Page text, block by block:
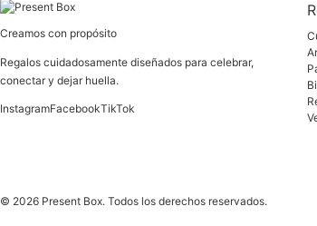
Creamos con propósito
Regalos cuidadosamente diseñados para celebrar,
conectar y dejar huella.
InstagramFacebookTikTok
© 2026 Present Box. Todos los derechos reservados.